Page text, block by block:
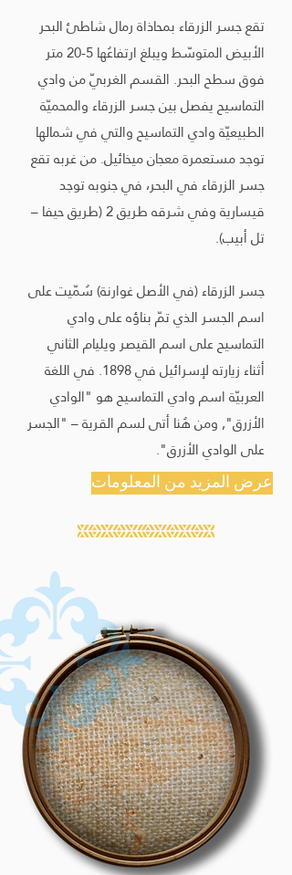
تقع جسر الزرقاء بمحاذاة رمال شاطئ البحر
الأبيض المتوسّط ويبلغ ارتفاعُها 5-20 متر
فوق سطح البحر. القسم الغربيّ من وادي
التماسيح يفصل بين جسر الزرقاء والمحميّة
الطبيعيّة وادي التماسيح والتي في شمالها
توجد مستعمرة معجان ميخائيل. من غربه تقع
جسر الزرقاء في البحر، في جنوبه توجد
قيسارية وفي شرقه طريق 2 (طريق حيفا –
تل أبيب).
جسر الزرقاء (في الأصل غوارنة) سُمّيت على
اسم الجسر الذي تمّ بناؤه على وادي
التماسيح على اسم القيصر ويليام الثاني
أثناء زيارته لإسرائيل في 1898. في اللغة
العربيّة اسم وادي التماسيح هو "الوادي
الأزرق", ومن هُنا أتى لسم القرية – "الجسر
على الوادي الأزرق".
عرض المزيد من المعلومات